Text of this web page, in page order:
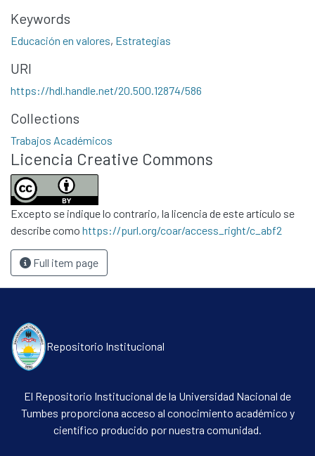
Communities & Collections
All of DSpace
Statistics
Contacto
Políticas
Keywords
Educación en valores, Estrategias
URI
https://hdl.handle.net/20.500.12874/586
Collections
Trabajos Académicos
Licencia Creative Commons
Excepto se indique lo contrario, la licencia de este artículo se
describe como https://purl.org/coar/access_right/c_abf2
Full item page
Repositorio Institucional
El Repositorio Institucional de la Universidad Nacional de
Tumbes proporciona acceso al conocimiento académico y
científico producido por nuestra comunidad.